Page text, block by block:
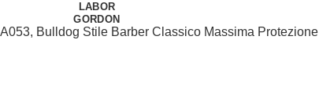
LABOR
GORDON
Bulldog Stile Barber Classico Massima Protezione